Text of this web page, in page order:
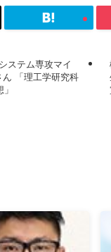
ステム専攻マイ
「理工学研究科